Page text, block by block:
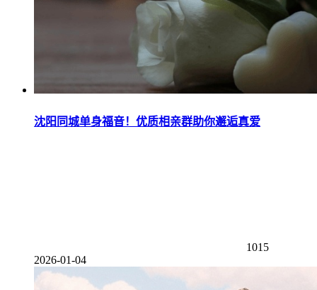
沈阳同城单身福音！优质相亲群助你邂逅真爱
1015
2026-01-04